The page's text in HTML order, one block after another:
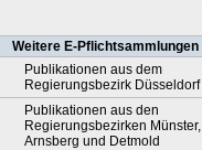
Weitere E-Pflichtsammlungen
Publikationen aus dem
Regierungsbezirk Düsseldorf
Publikationen aus den
Regierungsbezirken Münster,
Arnsberg und Detmold